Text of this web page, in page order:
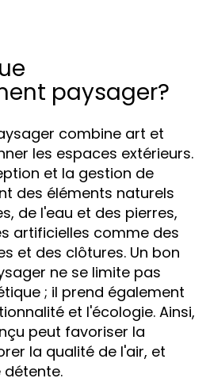
paysager?
combine art et
les espaces extérieurs.
et la gestion de
des éléments naturels
de l'eau et des pierres,
artificielles comme des
et des clôtures. Un bon
ne se limite pas
; il prend également
et l'écologie. Ainsi,
peut favoriser la
la qualité de l'air, et
détente.